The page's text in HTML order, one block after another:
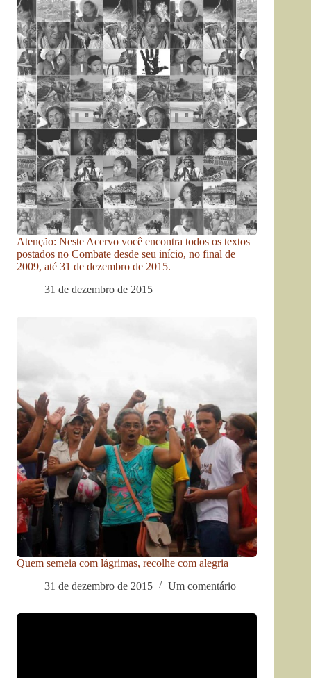
Atenção: Neste Acervo você encontra todos os textos
postados no Combate desde seu início, no final de
2009, até 31 de dezembro de 2015.
31 de dezembro de 2015
Quem semeia com lágrimas, recolhe com alegria
31 de dezembro de 2015
Um comentário